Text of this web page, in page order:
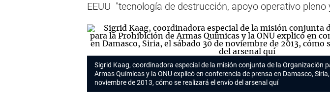
EEUU "tecnología de destrucción, apoyo operativo
Sigrid Kaag, coordinadora especial de la misión conjunta de la Organización
Armas Químicas y la ONU explicó en conferencia de prensa en Damasco,
noviembre de 2013, cómo se realizará el envío del arsenal quí